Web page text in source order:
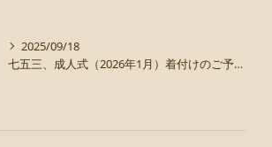
2025/09/18
七五三、成人式（2026年1月）着付けのご予約まだ受け付けてます！